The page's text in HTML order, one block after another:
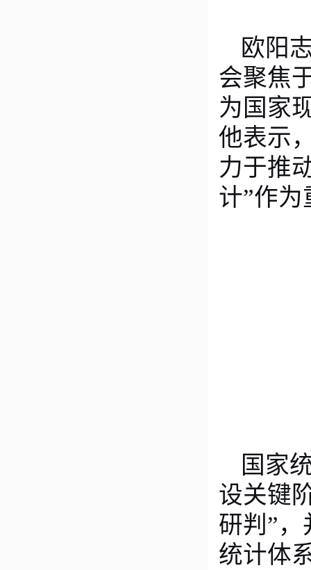
欧阳
会聚焦
为国家
他表示
力于推
计”作
国家
设关键
研判 ”
统计体